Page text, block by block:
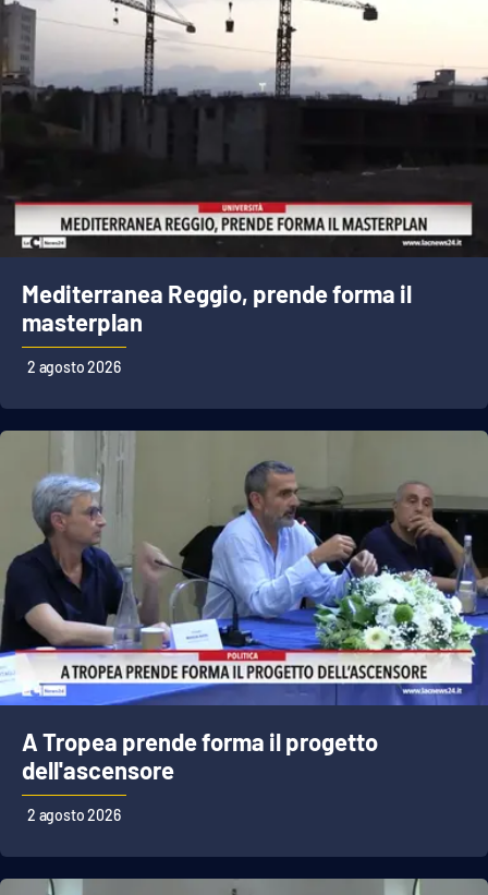
Mediterranea Reggio, prende forma il
masterplan
2 agosto 2026
A Tropea prende forma il progetto
dell'ascensore
2 agosto 2026